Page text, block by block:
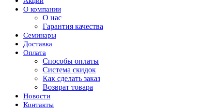
О компании
О нас
Гарантия качества
Семинары
Доставка
Оплата
Способы оплаты
Система скидок
Как сделать заказ
Возврат товара
Новости
Контакты